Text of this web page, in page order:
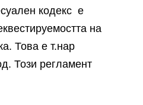
кодекс е
на
Това е т.нар
Този регламент